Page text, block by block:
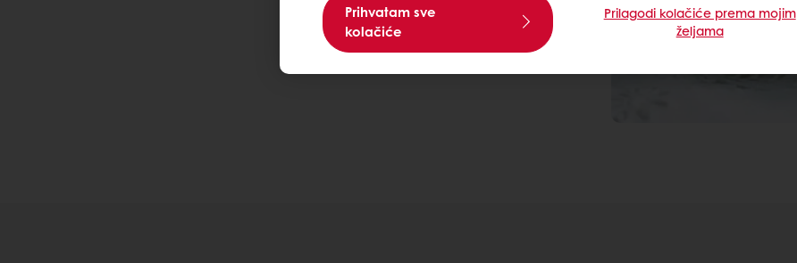
Prihvatam sve
kolačiće
Prilagodi kolačiće prema mojim
željama